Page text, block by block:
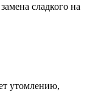
сладкого на
утомлению,